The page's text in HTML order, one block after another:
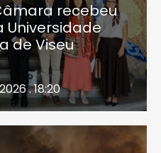
recebeu
Universidade
de Viseu
. 18:20